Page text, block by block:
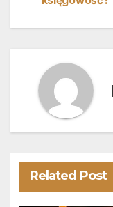
wpisu
Related Post